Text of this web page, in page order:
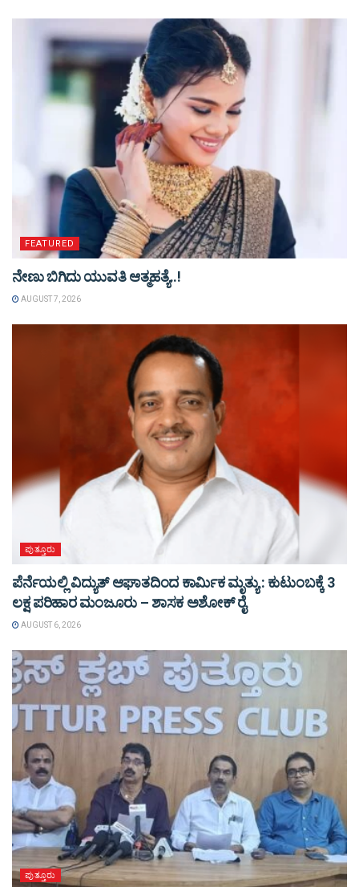
FEATURED
ನೇಣು ಬಿಗಿದು ಯುವತಿ ಆತ್ಮಹತ್ಯೆ..!
AUGUST 7, 2026
ಪುತ್ತೂರು
ಪೆರ್ನೆಯಲ್ಲಿ ವಿದ್ಯುತ್ ಆಘಾತದಿಂದ ಕಾರ್ಮಿಕ ಮೃತ್ಯು : ಕುಟುಂಬಕ್ಕೆ 3
ಲಕ್ಷ ಪರಿಹಾರ ಮಂಜೂರು – ಶಾಸಕ ಅಶೋಕ್ ರೈ
AUGUST 6, 2026
ಪುತ್ತೂರು